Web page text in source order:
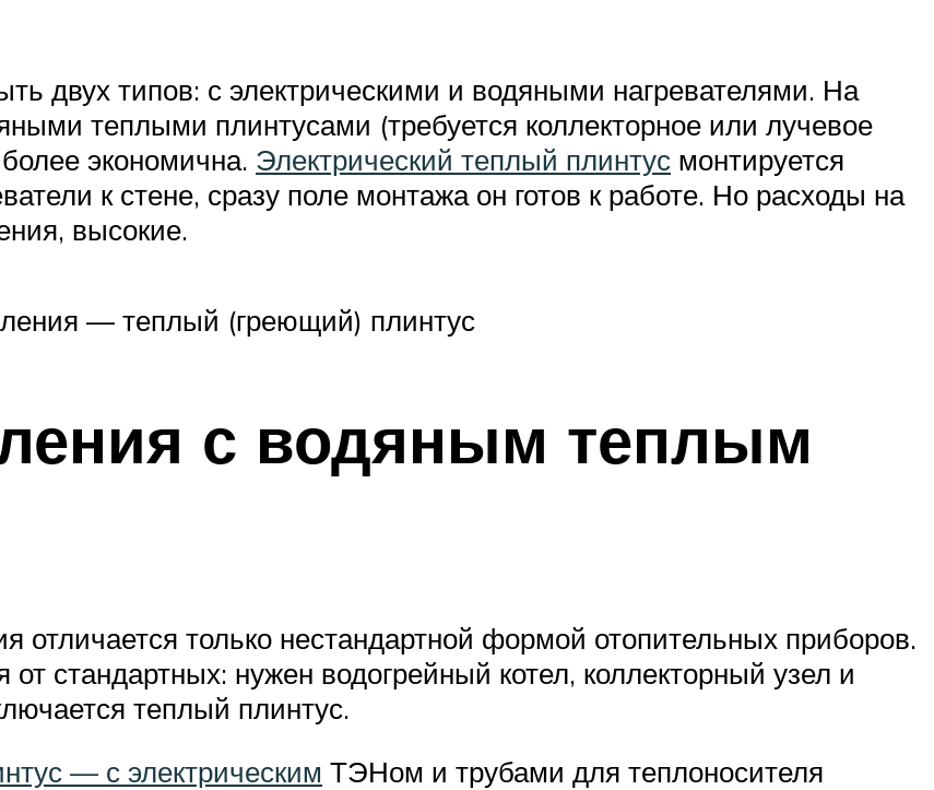
двух типов: с электрическими и водяными нагревателями. На
теплыми плинтусами (требуется коллекторное или лучевое
экономична. Электрический теплый плинтус монтируется
к стене, сразу поле монтажа он готов к работе. Но расходы на
высокие.
— теплый (греющий) плинтус
с водяным теплым
отличается только нестандартной формой отопительных приборов.
стандартных: нужен водогрейный котел, коллекторный узел и
теплый плинтус.
— с электрическим ТЭНом и трубами для теплоносителя